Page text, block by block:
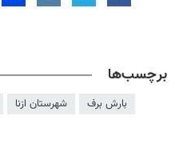
برچسب‌ها
بارش برف شهرستان ازنا